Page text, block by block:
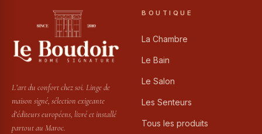
L’art du confort chez soi. Linge de
maison signé, sélection exigeante
d’éditeurs européens, livré et installé
partout au Maroc.
BOUTIQUE
La Chambre
Le Bain
Le Salon
Les Senteurs
Tous les produits